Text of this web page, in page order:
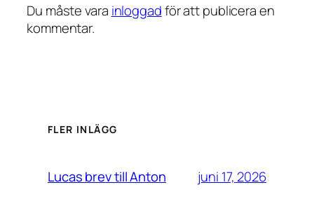
Du måste vara inloggadför att publicera en
kommentar.
FLER INLÄGG
Lucas brev till Anton juni 17, 2026